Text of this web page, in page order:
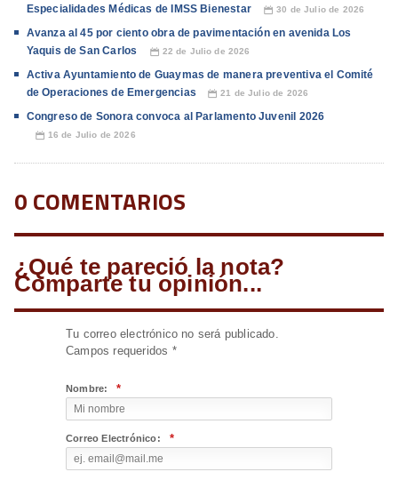
Especialidades Médicas de IMSS Bienestar
📅 30 de Julio de 2026
Avanza al 45 por ciento obra de pavimentación en avenida Los
Yaquis de San Carlos
📅 22 de Julio de 2026
Activa Ayuntamiento de Guaymas de manera preventiva el Comité
de Operaciones de Emergencias
📅 21 de Julio de 2026
Congreso de Sonora convoca al Parlamento Juvenil 2026
📅 16 de Julio de 2026
0 COMENTARIOS
¿Qué te pareció la nota?
Comparte tu opinión...
Tu correo electrónico no será publicado.
Campos requeridos *
Nombre: *
Correo Electrónico: *